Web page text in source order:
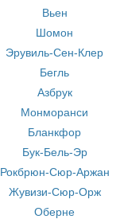
Вьен
Шомон
Эрувиль-Сен-Клер
Бегль
Азбрук
Монморанси
Бланкфор
Бук-Бель-Эр
Рокбрюн-Сюр-Аржан
Жувизи-Сюр-Орж
Оберне